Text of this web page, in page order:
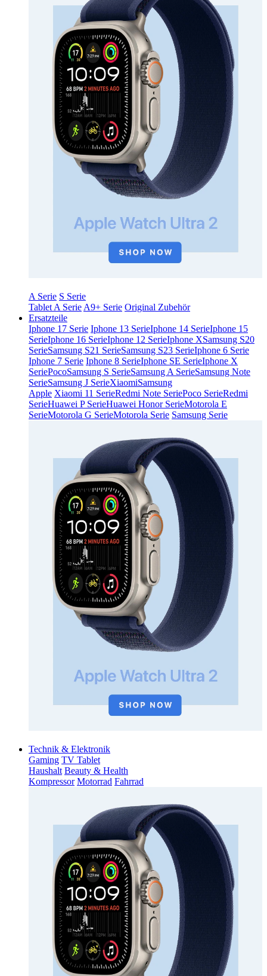
A Serie S Serie
Tablet A Serie A9+ Serie Original Zubehör
Ersatzteile
Iphone 17 Serie Iphone 13 SerieIphone 14 SerieIphone 15
SerieIphone 16 SerieIphone 12 SerieIphone XSamsung S20
SerieSamsung S21 SerieSamsung S23 SerieIphone 6 Serie
Iphone 7 Serie Iphone 8 SerieIphone SE SerieIphone X
SeriePocoSamsung S SerieSamsung A SerieSamsung Note
SerieSamsung J SerieXiaomiSamsung
Apple Xiaomi 11 SerieRedmi Note SeriePoco SerieRedmi
SerieHuawei P SerieHuawei Honor SerieMotorola E
SerieMotorola G SerieMotorola Serie Samsung Serie
Technik & Elektronik
Gaming TV Tablet
Haushalt Beauty & Health
Kompressor Motorrad Fahrrad